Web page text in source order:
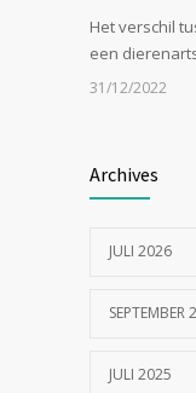
Het verschil
een
31/12/2022
24/07/2023
In de tong
17/07/2023
Archives
JULI 2026
SEPTEMBER
JULI 2025